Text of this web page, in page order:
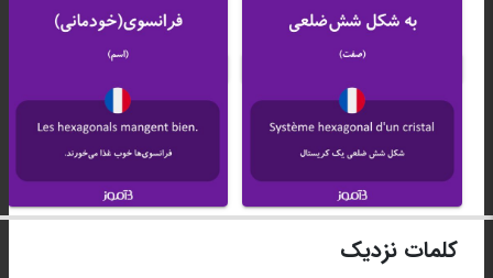
کلمات نزدیک